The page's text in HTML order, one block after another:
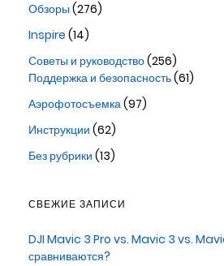
Обзоры(276)
Inspire (14)
Советы и руководство(256)
Поддержка и безопасность(61)
Аэрофотосъемка(97)
Инструкции (62)
Без рубрики (13)
СВЕЖИЕ ЗАПИСИ
DJI Mavic 3 Pro vs. Mavic 3 vs.
сравниваются?